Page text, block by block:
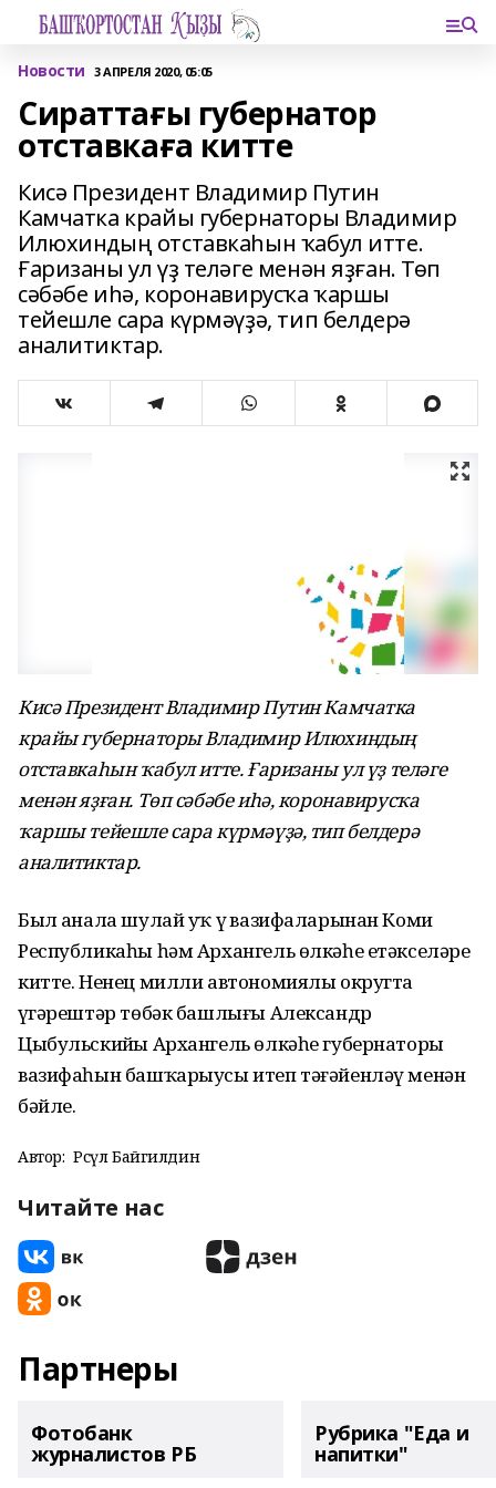
Новости 3 АПРЕЛЯ 2020, 05:05
Сираттағы губернатор
отставкаға китте
Кисә Президент Владимир Путин
Камчатка крайы губернаторы Владимир
Илюхиндың отставкаһын ҡабул итте.
Ғаризаны ул үҙ теләге менән яҙған. Төп
сәбәбе иһә, коронавирусҡа ҡаршы
тейешле сара күрмәүҙә, тип белдерә
аналитиктар.
Кисә Президент Владимир Путин Камчатка
крайы губернаторы Владимир Илюхиндың
отставкаһын ҡабул итте. Ғаризаны ул үҙ теләге
менән яҙған. Төп сәбәбе иһә, коронавирусҡа
ҡаршы тейешле сара күрмәүҙә, тип белдерә
аналитиктар.
Был аҙнала шулай уҡ үҙ вазифаларынан Коми
Республикаһы һәм Архангель өлкәһе етәкселәре
китте. Ненец милли автономиялы округта
үҙгәрештәр төбәк башлығы Александр
Цыбульскийҙы Архангель өлкәһе губернаторы
вазифаһын башҡарыусы итеп тәғәйенләү менән
бәйле.
Автор: Рәсүл Байгилдин
Читайте нас
Партнеры
Фотобанк
журналистов РБ
Рубрика "Еда и
напитки"